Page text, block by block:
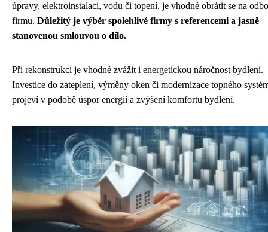
úpravy, elektroinstalaci, vodu či topení, je vhodné obrátit se na
firmu. Důležitý je výběr spolehlivé firmy s referencemi a jasně
stanovenou smlouvou o dílo.
Při rekonstrukci je vhodné zvážit i energetickou náročnost bydlení.
Investice do zateplení, výměny oken či modernizace topného
projeví v podobě úspor energií a zvýšení komfortu bydlení.